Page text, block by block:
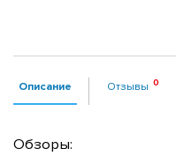
Описание Отзывы
Обзоры: